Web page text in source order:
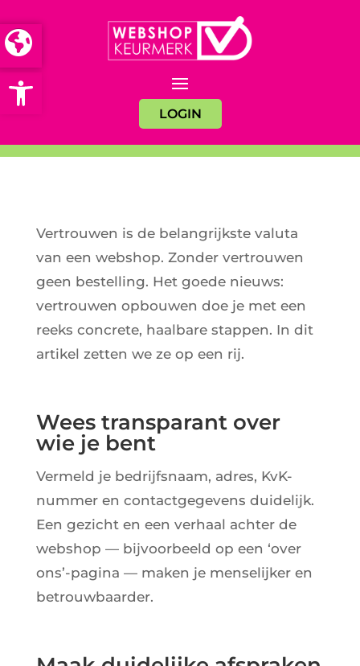
Open toolbar
LOGIN
Vertrouwen is de belangrijkste valuta
van een webshop. Zonder vertrouwen
geen bestelling. Het goede nieuws:
vertrouwen opbouwen doe je met een
reeks concrete, haalbare stappen. In dit
artikel zetten we ze op een rij.
Wees transparant over
wie je bent
Vermeld je bedrijfsnaam, adres, KvK-
nummer en contactgegevens duidelijk.
Een gezicht en een verhaal achter de
webshop — bijvoorbeeld op een ‘over
ons’-pagina — maken je menselijker en
betrouwbaarder.